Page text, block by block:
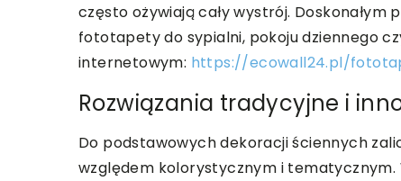
często ożywiają cały wystrój.
fototapety do sypialni, pokoju dziennego
internetowym: https://ecowall24.pl/
Rozwiązania tradycyjne i
Do podstawowych dekoracji ściennych
względem kolorystycznym i